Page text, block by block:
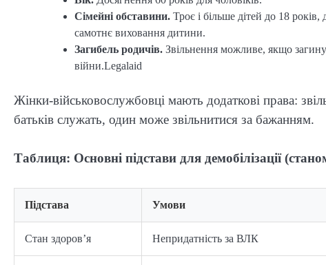
Сімейні обставини. Троє і більше дітей до 18 років,
самотнє виховання дитини.
Загибель родичів. Звільнення можливе, якщо
війни.⁠Legalaid
Жінки-військовослужбовці мають додаткові права:
батьків служать, один може звільнитися за бажанням.
Таблиця: Основні підстави для демобілізації
Підстава Умови
Стан здоров’я Непридатність за ВЛК